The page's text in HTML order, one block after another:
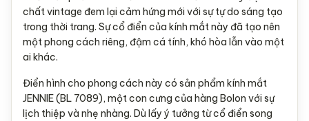
chất vintage đem lại cảm hứng mới với sự tự do sáng tạo
trong thời trang. Sự cổ điển của kính mắt này đã tạo nên
một phong cách riêng, đậm cá tính, khó hòa lẫn vào một
ai khác.
Điển hình cho phong cách này có sản phẩm kính mắt
JENNIE (BL 7089), một con cưng của hàng Bolon với sự
lịch thiệp và nhẹ nhàng. Dù lấy ý tưởng từ cổ điển song